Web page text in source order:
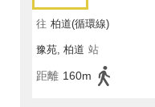
往 柏道(循環線)
豫苑, 柏道 站
距離 160m